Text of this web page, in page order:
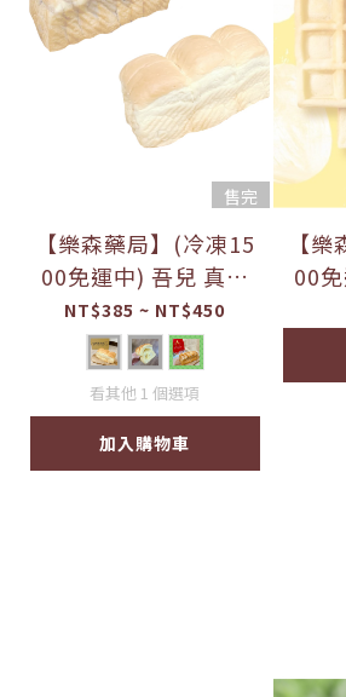
售完
【樂森藥局】(冷凍15
00免運中) 吾兒 真。
大河馬吐司
NT$385 ~ NT$450
看其他 1 個選項
加入購物車
【
00
餅
片